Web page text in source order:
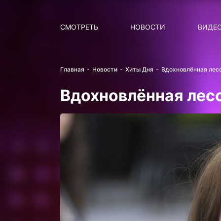
СМОТРЕТЬ НОВОСТИ
Главная Новости Хиты Дня Вдохновлённая
Вдохновлённая